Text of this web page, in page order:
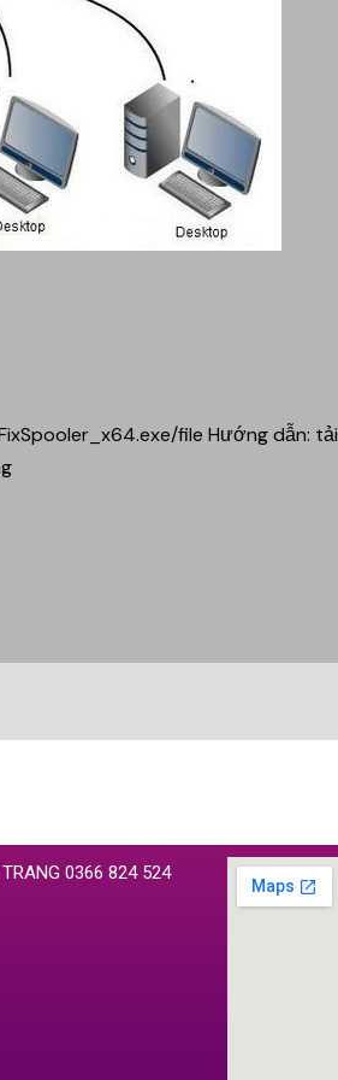
file Hướng dẫn: tải
0366 824 524